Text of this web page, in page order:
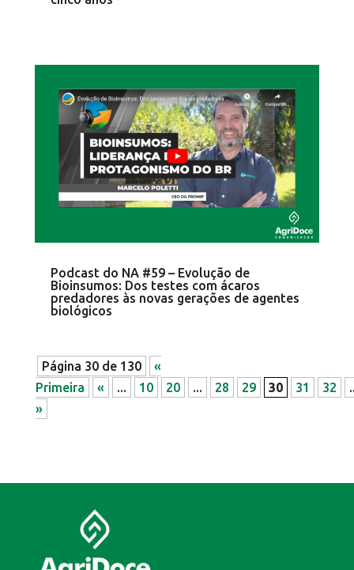
Podcast do NA #59 – Evolução de
Bioinsumos: Dos testes com ácaros
predadores às novas gerações de agentes
biológicos
Página 30 de 130
«
Primeira
« ... 10 20 ... 28 29 30 31 32
»